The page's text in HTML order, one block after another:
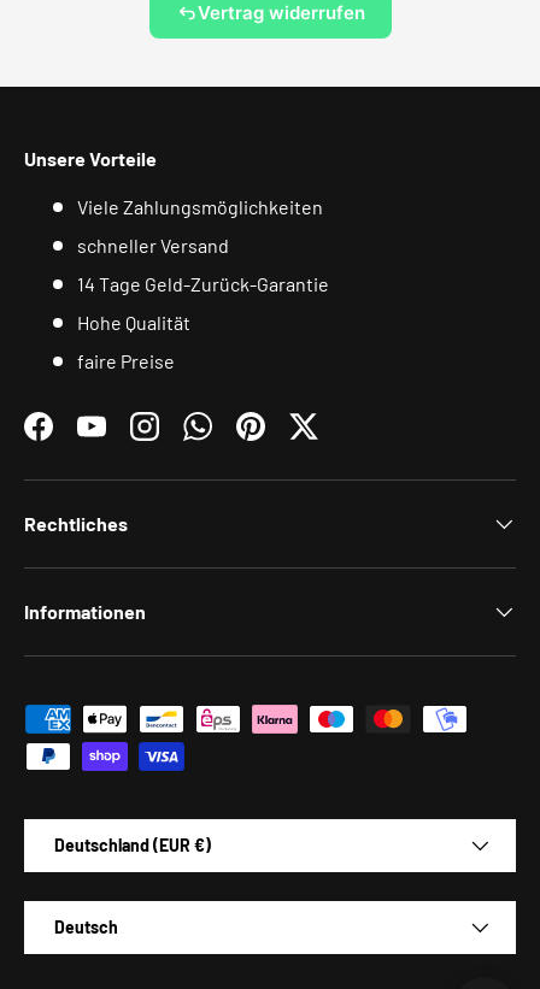
Vertrag widerrufen
Unsere Vorteile
Viele Zahlungsmöglichkeiten
schneller Versand
14 Tage Geld-Zurück-Garantie
Hohe Qualität
faire Preise
FacebookYouTubeInstagramWhatsAppPinterestTwitter
Rechtliches
Informationen
Zahlungsmethoden
Deutschland (EUR €)
Deutsch